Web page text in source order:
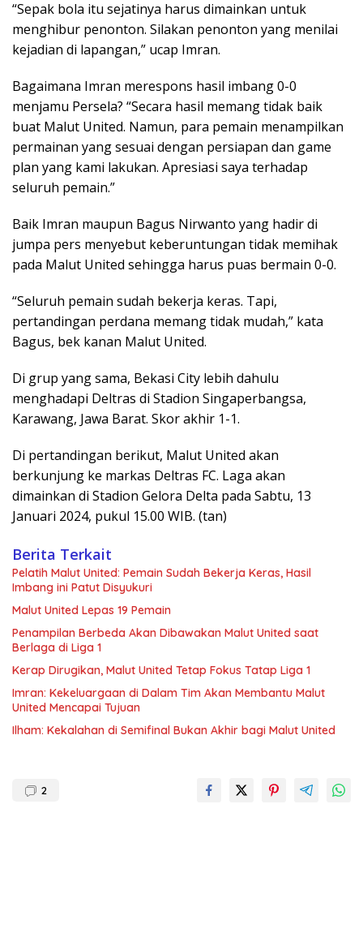
“Sepak bola itu sejatinya harus dimainkan untuk
menghibur penonton. Silakan penonton yang menilai
kejadian di lapangan,” ucap Imran.
Bagaimana Imran merespons hasil imbang 0-0
menjamu Persela? “Secara hasil memang tidak baik
buat Malut United. Namun, para pemain menampilkan
permainan yang sesuai dengan persiapan dan game
plan yang kami lakukan. Apresiasi saya terhadap
seluruh pemain.”
Baik Imran maupun Bagus Nirwanto yang hadir di
jumpa pers menyebut keberuntungan tidak memihak
pada Malut United sehingga harus puas bermain 0-0.
“Seluruh pemain sudah bekerja keras. Tapi,
pertandingan perdana memang tidak mudah,” kata
Bagus, bek kanan Malut United.
Di grup yang sama, Bekasi City lebih dahulu
menghadapi Deltras di Stadion Singaperbangsa,
Karawang, Jawa Barat. Skor akhir 1-1.
Di pertandingan berikut, Malut United akan
berkunjung ke markas Deltras FC. Laga akan
dimainkan di Stadion Gelora Delta pada Sabtu, 13
Januari 2024, pukul 15.00 WIB. (tan)
Berita Terkait
Pelatih Malut United: Pemain Sudah Bekerja Keras, Hasil
Imbang ini Patut Disyukuri
Malut United Lepas 19 Pemain
Penampilan Berbeda Akan Dibawakan Malut United saat
Berlaga di Liga 1
Kerap Dirugikan, Malut United Tetap Fokus Tatap Liga 1
Imran: Kekeluargaan di Dalam Tim Akan Membantu Malut
United Mencapai Tujuan
Ilham: Kekalahan di Semifinal Bukan Akhir bagi Malut United
2